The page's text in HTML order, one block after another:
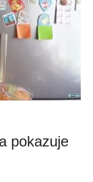
pokazuje